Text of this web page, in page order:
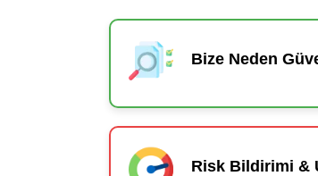
Bize Neden
Risk Bildirimi &